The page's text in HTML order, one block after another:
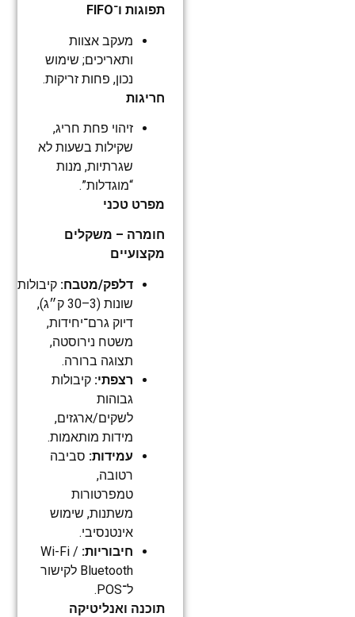
תפוגות ו־FIFO
מעקב אצוות
ותאריכים; שימוש
נכון, פחות זריקות.
חריגות
זיהוי פחת חריג,
שקילות בשעות לא
שגרתיות, מנות
“מוגדלות”.
מפרט טכני
חומרה – משקלים
מקצועיים
דלפק/מטבח: קיבולות
שונות (3–30 ק״ג),
דיוק גרם־יחידות,
משטח נירוסטה,
תצוגה ברורה.
רצפתי: קיבולות
גבוהות
לשקים/ארגזים,
מידות מותאמות.
עמידות: סביבה
רטובה,
טמפרטורות
משתנות, שימוש
אינטנסיבי.
חיבוריות: Wi-Fi /
Bluetooth לקישור
ל־POS.
תוכנה ואנליטיקה